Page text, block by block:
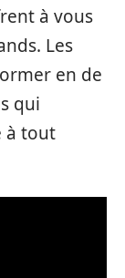
à vous
Les
en de
qui
à tout